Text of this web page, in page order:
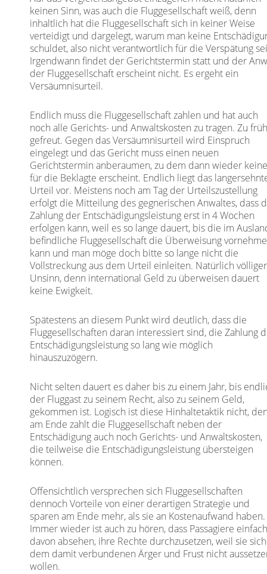
keinen Sinn, was auch die Fluggesellschaft weiß, denn
inhaltlich hat die Fluggesellschaft sich in keiner Weise
verteidigt und dargelegt, warum man keine
schuldet, also nicht verantwortlich für die Verspätung
Irgendwann findet der Gerichtstermin statt und der
der Fluggesellschaft erscheint nicht. Es ergeht ein
Versäumnisurteil.
Endlich muss die Fluggesellschaft zahlen und hat auch
noch alle Gerichts- und Anwaltskosten zu tragen. Zu
gefreut. Gegen das Versäumnisurteil wird Einspruch
eingelegt und das Gericht muss einen neuen
Gerichtstermin anberaumen, zu dem dann wieder
für die Beklagte erscheint. Endlich liegt das
Urteil vor. Meistens noch am Tag der Urteilszustellung
erfolgt die Mitteilung des gegnerischen Anwaltes, dass
Zahlung der Entschädigungsleistung erst in 4 Wochen
erfolgen kann, weil es so lange dauert, bis die im
befindliche Fluggesellschaft die Überweisung
kann und man möge doch bitte so lange nicht die
Vollstreckung aus dem Urteil einleiten. Natürlich völliger
Unsinn, denn international Geld zu überweisen dauert
keine Ewigkeit.
Spätestens an diesem Punkt wird deutlich, dass die
Fluggesellschaften daran interessiert sind, die Zahlung
Entschädigungsleistung so lang wie möglich
hinauszuzögern.
Nicht selten dauert es daher bis zu einem Jahr, bis
der Fluggast zu seinem Recht, also zu seinem Geld,
gekommen ist. Logisch ist diese Hinhaltetaktik nicht,
am Ende zahlt die Fluggesellschaft neben der
Entschädigung auch noch Gerichts- und Anwaltskosten,
die teilweise die Entschädigungsleistung übersteigen
können.
Offensichtlich versprechen sich Fluggesellschaften
dennoch Vorteile von einer derartigen Strategie und
sparen am Ende mehr, als sie an Kostenaufwand haben.
Immer wieder ist auch zu hören, dass Passagiere
davon absehen, ihre Rechte durchzusetzen, weil sie sich
dem damit verbundenen Ärger und Frust nicht
wollen.